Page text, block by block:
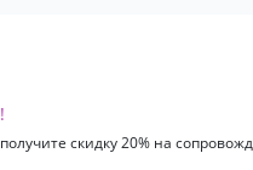
скидку 20% на